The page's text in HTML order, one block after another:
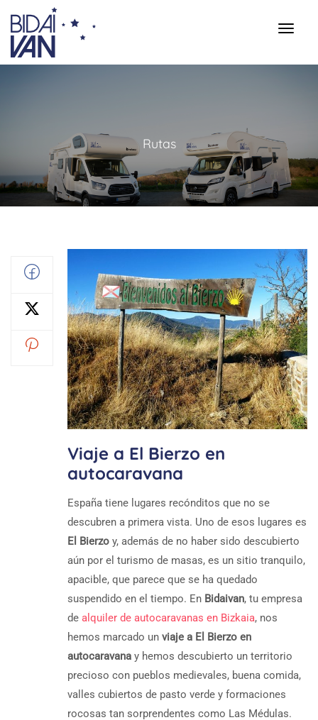
Rutas
Viaje a El Bierzo en
autocaravana
España tiene lugares recónditos que no se
descubren a primera vista. Uno de esos lugares es
El Bierzo y, además de no haber sido descubierto
aún por el turismo de masas, es un sitio tranquilo,
apacible, que parece que se ha quedado
suspendido en el tiempo. En Bidaivan, tu empresa
de alquiler de autocaravanas en Bizkaia, nos
hemos marcado un viaje a El Bierzo en
autocaravana y hemos descubierto un territorio
precioso con pueblos medievales, buena comida,
valles cubiertos de pasto verde y formaciones
rocosas tan sorprendentes como Las Médulas.